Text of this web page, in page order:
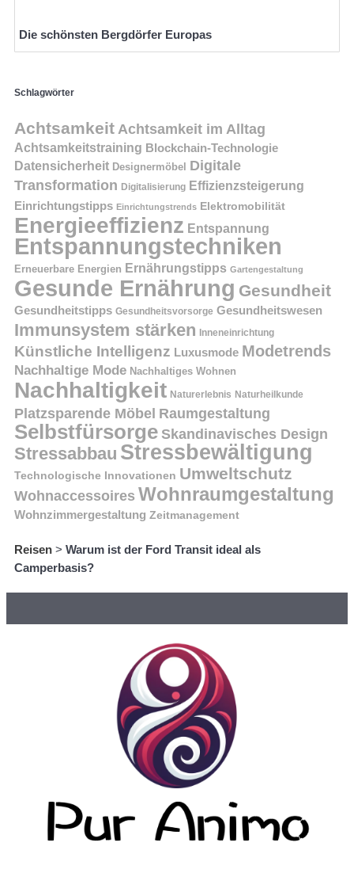
Die schönsten Bergdörfer Europas
Schlagwörter
Achtsamkeit Achtsamkeit im Alltag
Achtsamkeitstraining Blockchain-Technologie
Datensicherheit Designermöbel
Digitale
Transformation Digitalisierung Effizienzsteigerung
Einrichtungstipps Einrichtungstrends Elektromobilität
Energieeffizienz Entspannung
Entspannungstechniken
Erneuerbare Energien Ernährungstipps Gartengestaltung
Gesunde Ernährung Gesundheit
Gesundheitstipps Gesundheitsvorsorge Gesundheitswesen
Immunsystem stärken Inneneinrichtung
Künstliche Intelligenz Luxusmode Modetrends
Nachhaltige Mode Nachhaltiges Wohnen
Nachhaltigkeit Naturerlebnis Naturheilkunde
Platzsparende Möbel Raumgestaltung
Selbstfürsorge Skandinavisches Design
Stressabbau Stressbewältigung
Technologische Innovationen Umweltschutz
Wohnaccessoires Wohnraumgestaltung
Wohnzimmergestaltung Zeitmanagement
Reisen > Warum ist der Ford Transit ideal als
Camperbasis?